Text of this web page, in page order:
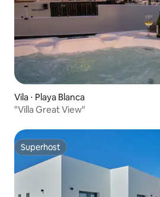
Vila ⋅ Playa Blanca
"Villa Great View"
Superhost
Superhost